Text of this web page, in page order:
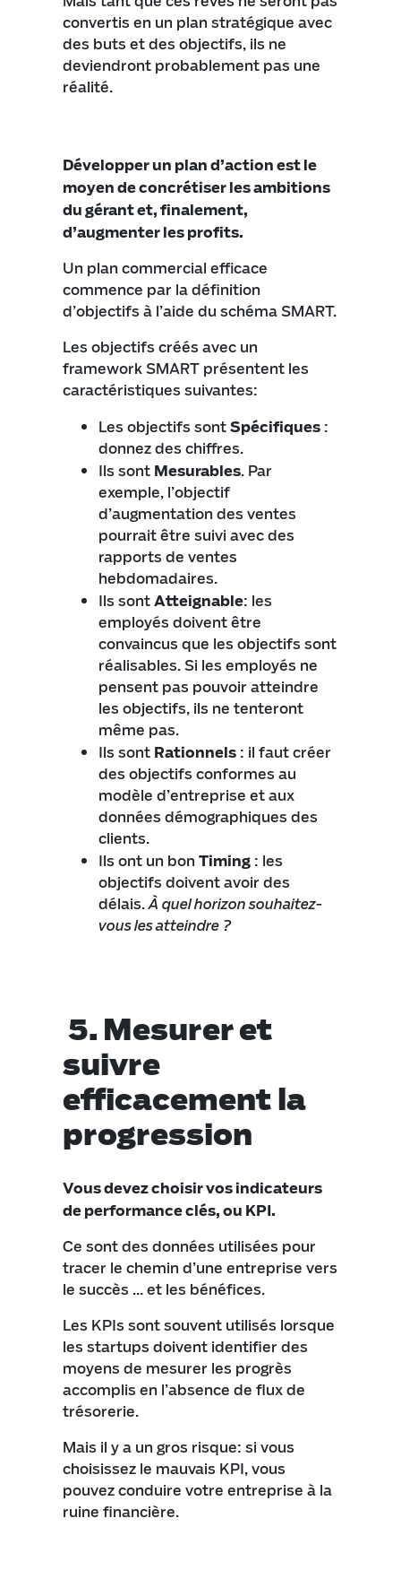
convertis en un plan stratégique avec
des buts et des objectifs, ils ne
deviendront probablement pas une
réalité.
Développer un plan d’action est le
moyen de concrétiser les ambitions
du gérant et, finalement,
d’augmenter les profits.
Un plan commercial efficace
commence par la définition
d’objectifs à l’aide du schéma SMART.
Les objectifs créés avec un
framework SMART présentent les
caractéristiques suivantes:
Les objectifs sontSpécifiques :
donnez des chiffres.
Ils sont Mesurables. Par
exemple, l’objectif
d’augmentation des ventes
pourrait être suivi avec des
rapports de ventes
hebdomadaires.
Ils sontAtteignable: les
employés doivent être
convaincus que les objectifs sont
réalisables. Si les employés ne
pensent pas pouvoir atteindre
les objectifs, ils ne tenteront
même pas.
Ils sont Rationnels : il faut créer
des objectifs conformes au
modèle d’entreprise et aux
données démographiques des
clients.
Ils ont un bon Timing : les
objectifs doivent avoir des
délais.À quel horizon souhaitez-
vous les atteindre ?
5.Mesurer et
suivre
efficacement la
progression
Vous devez choisir vos indicateurs
de performance clés, ou KPI.
Ce sont des données utilisées pour
tracer le chemin d’une entreprise vers
le succès … et les bénéfices.
Les KPIs sont souvent utilisés lorsque
les startups doivent identifier des
moyens de mesurer les progrès
accomplis en l’absence de flux de
trésorerie.
Mais il y a un gros risque: si vous
choisissez le mauvais KPI, vous
pouvez conduire votre entreprise à la
ruine financière.